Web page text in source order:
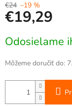
€24 –19 %
€19,29
cena:
Odosielame
Môžeme doručiť do: